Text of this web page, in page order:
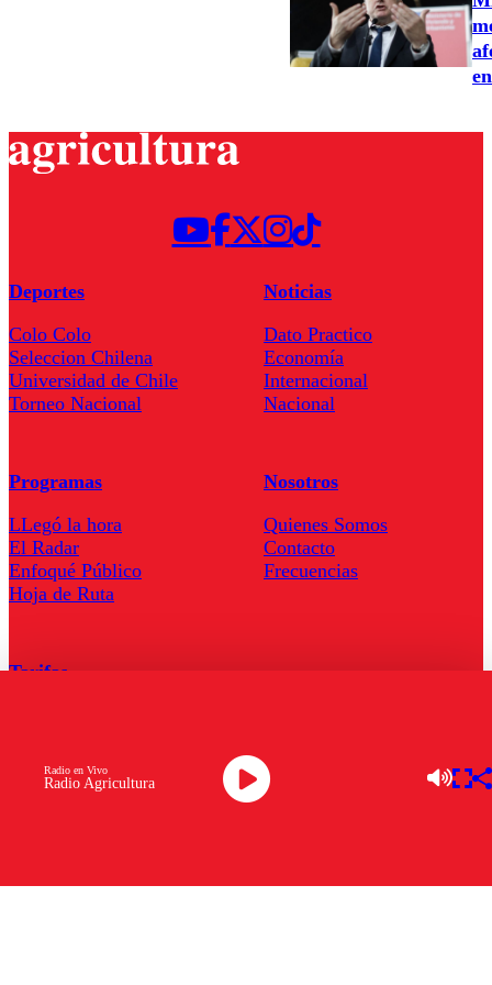
Radio Agricultura
Radio en Vivo
Deportes
Colo Colo
Seleccion Chilena
Universidad de Chile
Torneo Nacional
Noticias
Dato Practico
Economía
Internacional
Nacional
Programas
LLegó la hora
El Radar
Enfoqué Público
Hoja de Ruta
Nosotros
Quienes Somos
Contacto
Frecuencias
Tarifas
Descarga la APP